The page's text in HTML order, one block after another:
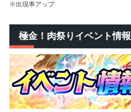
※出現率アップ
極金！肉祭りイベント情報